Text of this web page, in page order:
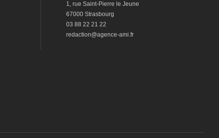
1, rue Saint-Pierre le Jeune
67000 Strasbourg
03 88 22 21 22
redaction@agence-ami.fr